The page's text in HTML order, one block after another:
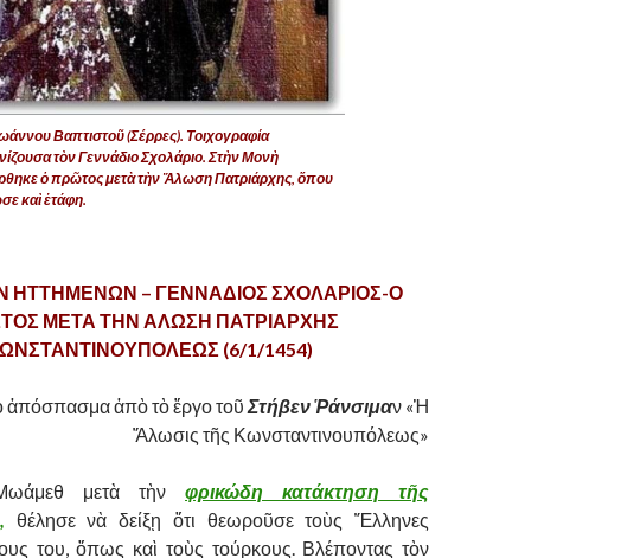
Βαπτιστοῦ (Σέρρες). Τοιχογραφία
τὸν Γεννάδιο Σχολάριο. Στὴν Μονὴ
ὁ πρῶτος μετὰ τὴν Ἅλωση Πατριάρχης, ὅπου
καὶ ἐτάφη.
ΗΤΤΗΜΕΝΩΝ – ΓΕΝΝΑΔΙΟΣ ΣΧΟΛΑΡΙΟΣ-Ο
ΜΕΤΑ ΤΗΝ ΑΛΩΣΗ ΠΑΤΡΙΑΡΧΗΣ
(6/1/1454)
ἀπόσπασμα ἀπὸ τὸ ἔργο τοῦ Στήβεν Ῥάνσιμαν «Ἡ
Ἅλωσις τῆς Κωνσταντινουπόλεως»
μετὰ τὴν φρικώδη κατάκτηση τῆς
θέλησε νὰ δείξῃ ὅτι θεωροῦσε τοὺς Ἕλληνες
του, ὅπως καὶ τοὺς τούρκους. Βλέποντας τὸν